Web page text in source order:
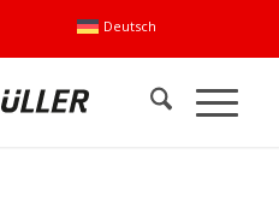
Deutsch